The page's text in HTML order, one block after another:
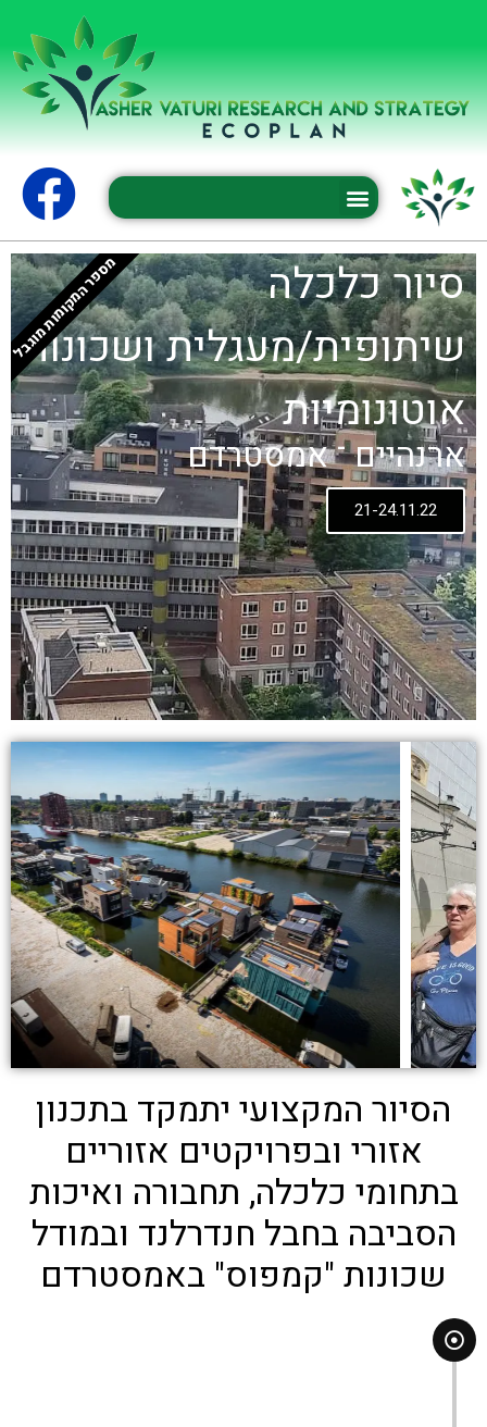
סיור כלכלה
שיתופית/מעגלית ושכונות
אוטונומיות
ארנהיים ־ אמסטרדם
21-24.11.22
מספר המקומות מוגבל
הסיור המקצועי יתמקד בתכנון
אזורי ובפרויקטים אזוריים
בתחומי כלכלה, תחבורה ואיכות
הסביבה בחבל חנדרלנד ובמודל
שכונות "קמפוס" באמסטרדם